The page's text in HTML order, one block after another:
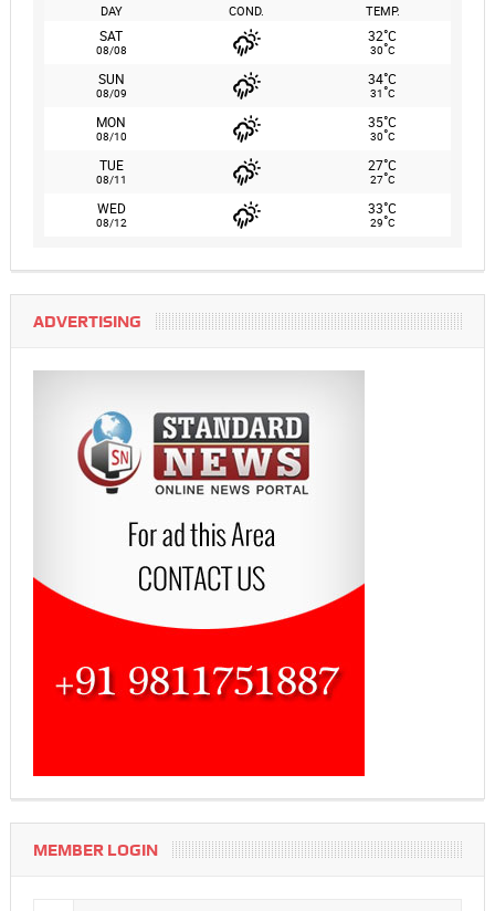
DAY COND. TEMP.
SAT
08/08
32°C
30°C
SUN
08/09
34°C
31°C
MON
08/10
35°C
30°C
TUE
08/11
27°C
27°C
WED
08/12
33°C
29°C
ADVERTISING
MEMBER LOGIN